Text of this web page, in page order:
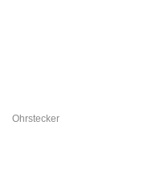
Ohrstecker